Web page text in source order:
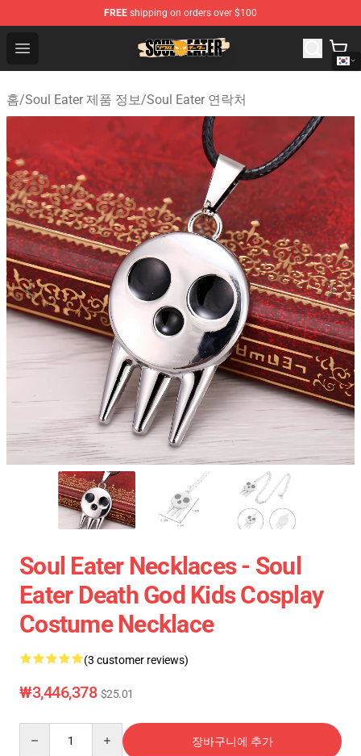
FREE shipping on orders over $100
Open menu
Soul Eater Store - Official Soul Eater Merchandise Shop
홈/Soul Eater 제품 정보/Soul Eater 연락처
Soul Eater Necklaces - Soul
Eater Death God Kids Cosplay
Costume Necklace
(3 customer reviews)
₩3,446,378 $25.01
장바구니에 추가